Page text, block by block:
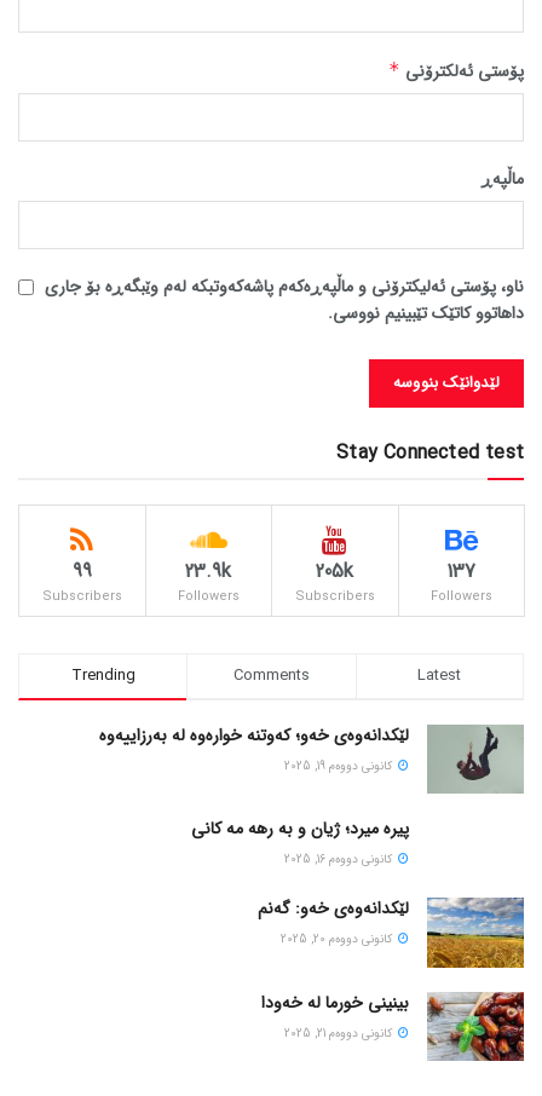
پۆستی ئەلکترۆنی *
ماڵپه‌ڕ
ناو، پۆستی ئەلیکترۆنی و ماڵپەڕەکەم پاشەکەوتبکە لەم وێبگەڕە بۆ جاری
داهاتوو کاتێک تێبینیم نووسی.
Stay Connected test
137
Followers
205k
Subscribers
23.9k
Followers
99
Subscribers
Trending Comments Latest
لێکدانەوەی خەو؛ کەوتنە خوارەوە لە بەرزاییەوە
كانونی دووه‌م 19, 2025
پیره میرد؛ ژیان و به رهه مه کانی
كانونی دووه‌م 16, 2025
لێکدانەوەی خەو: گەنم
كانونی دووه‌م 20, 2025
بینینی خورما لە خەودا
كانونی دووه‌م 21, 2025